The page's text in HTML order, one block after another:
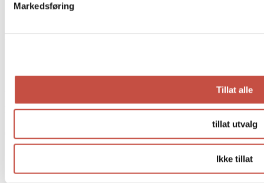
Markedsføring
Tillat alle
tillat utvalg
Ikke tillat
Gaver og bøker
Dessertkurs
Lokasjoner